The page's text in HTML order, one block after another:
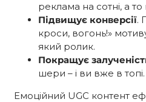
реклама на сотні, а то
Підвищує конверсії.
кроси, вогонь!»
який ролик.
Покращує
шери – і ви вже в топі.
Емоційний UGC контент